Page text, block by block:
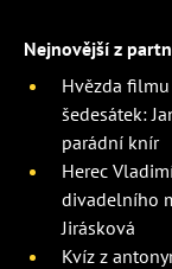
Nejnovější z
Hvězda
šedesátek:
parádní knír
Herec
divadelního
Jirásková
Kvíz z